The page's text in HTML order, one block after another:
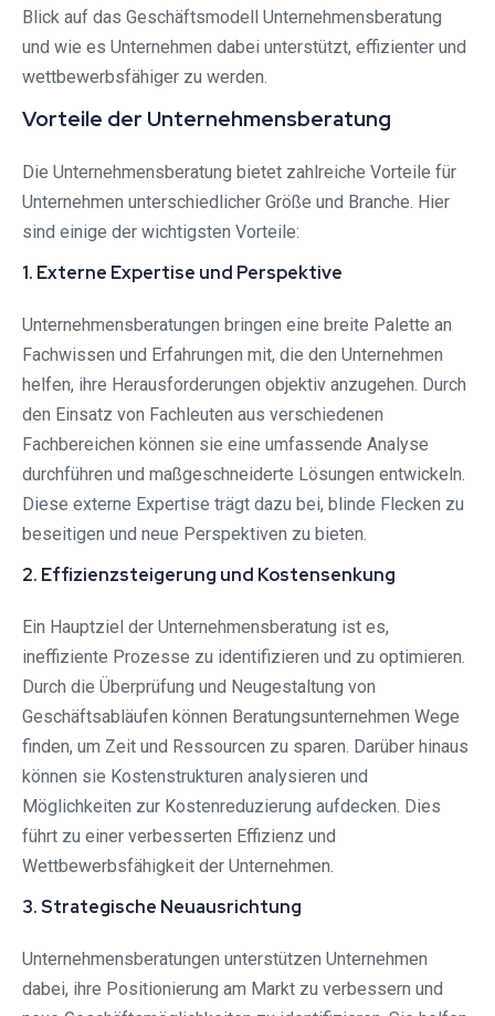
Blick auf das Geschäftsmodell Unternehmensberatung
und wie es Unternehmen dabei unterstützt, effizienter und
wettbewerbsfähiger zu werden.
Vorteile der Unternehmensberatung
Die Unternehmensberatung bietet zahlreiche Vorteile für
Unternehmen unterschiedlicher Größe und Branche. Hier
sind einige der wichtigsten Vorteile:
1. Externe Expertise und Perspektive
Unternehmensberatungen bringen eine breite Palette an
Fachwissen und Erfahrungen mit, die den Unternehmen
helfen, ihre Herausforderungen objektiv anzugehen. Durch
den Einsatz von Fachleuten aus verschiedenen
Fachbereichen können sie eine umfassende Analyse
durchführen und maßgeschneiderte Lösungen entwickeln.
Diese externe Expertise trägt dazu bei, blinde Flecken zu
beseitigen und neue Perspektiven zu bieten.
2. Effizienzsteigerung und Kostensenkung
Ein Hauptziel der Unternehmensberatung ist es,
ineffiziente Prozesse zu identifizieren und zu optimieren.
Durch die Überprüfung und Neugestaltung von
Geschäftsabläufen können Beratungsunternehmen Wege
finden, um Zeit und Ressourcen zu sparen. Darüber hinaus
können sie Kostenstrukturen analysieren und
Möglichkeiten zur Kostenreduzierung aufdecken. Dies
führt zu einer verbesserten Effizienz und
Wettbewerbsfähigkeit der Unternehmen.
3. Strategische Neuausrichtung
Unternehmensberatungen unterstützen Unternehmen
dabei, ihre Positionierung am Markt zu verbessern und